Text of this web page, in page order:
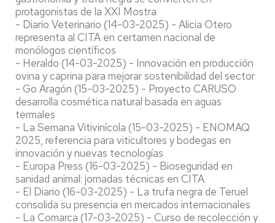
protagonistas de la XXI Mostra
- Diario Veterinario (14-03-2025) - Alicia Otero
representa al CITA en certamen nacional de
monólogos científicos
- Heraldo (14-03-2025) - Innovación en producción
ovina y caprina para mejorar sostenibilidad del sector
- Go Aragón (15-03-2025) - Proyecto CARUSO
desarrolla cosmética natural basada en aguas
termales
- La Semana Vitivinícola (15-03-2025) - ENOMAQ
2025, referencia para viticultores y bodegas en
innovación y nuevas tecnologías
- Europa Press (16-03-2025) - Bioseguridad en
sanidad animal: jornadas técnicas en CITA
- El Diario (16-03-2025) - La trufa negra de Teruel
consolida su presencia en mercados internacionales
- La Comarca (17-03-2025) - Curso de recolección y